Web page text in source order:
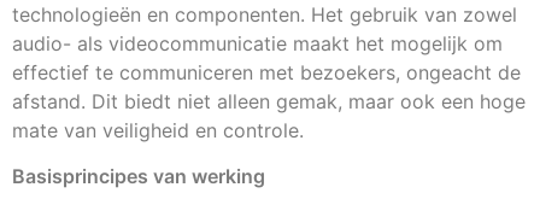
technologieën en componenten. Het gebruik van zowel
audio- als videocommunicatie maakt het mogelijk om
effectief te communiceren met bezoekers, ongeacht de
afstand. Dit biedt niet alleen gemak, maar ook een hoge
mate van veiligheid en controle.
Basisprincipes van werking